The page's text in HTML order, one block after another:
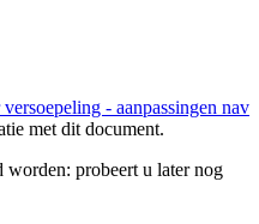
- aanpassingen nav
met dit document.
worden: probeert u later nog